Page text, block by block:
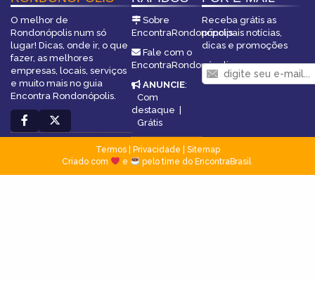
O melhor de
Rondonópolis num só
lugar! Dicas, onde ir, o que
fazer, as melhores
empresas, locais, serviços
e muito mais no guia
Encontra Rondonópolis.
Sobre
EncontraRondonópolis
Fale com o
EncontraRondonópolis
ANUNCIE:
Com
destaque
Grátis
Receba grátis as
principais notícias,
dicas e promoções
Termos| Privacidade
Sitemap
Criado com
e pelo time do EncontraBrasil